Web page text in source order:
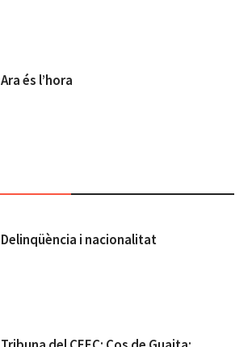
Ara és l’hora
Delinqüència i nacionalitat